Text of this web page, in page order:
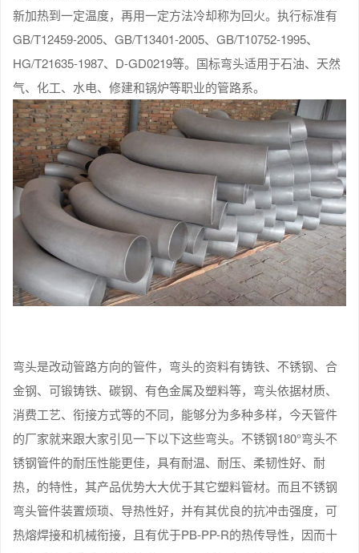
新加热到一定温度，再用一定方法冷却称为回火。执行标准有
GB/T12459-2005、GB/T13401-2005、GB/T10752-1995、
HG/T21635-1987、D-GD0219等。国标弯头适用于石油、天然
气、化工、水电、修建和锅炉等职业的管路系。
弯头是改动管路方向的管件，弯头的资料有铸铁、不锈钢、合
金钢、可锻铸铁、碳钢、有色金属及塑料等，弯头依据材质、
消费工艺、衔接方式等的不同，能够分为多种多样，今天管件
的厂家就来跟大家引见一下以下这些弯头。不锈钢180°弯头不
锈钢管件的耐压性能更佳，具有耐温、耐压、柔韧性好、耐
热，的特性，其产品优势大大优于其它塑料管材。而且不锈钢
弯头管件装置烦琐、导热性好，并有其优良的抗冲击强度，可
热熔焊接和机械衔接，且有优于PB-PP-R的热传导性，因而十